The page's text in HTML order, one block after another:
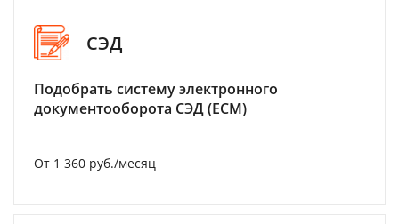
СЭД
Подобрать систему электронного
документооборота СЭД (ECM)
От 1 360 руб./месяц